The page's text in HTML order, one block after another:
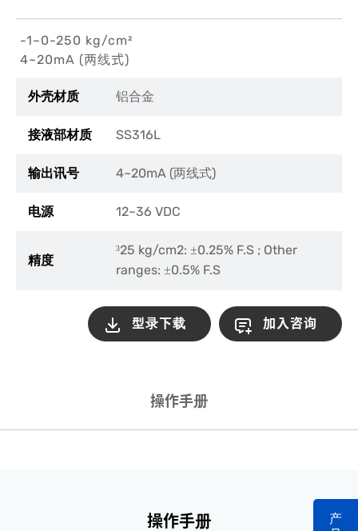
-1~0-250 kg/cm²
4~20mA (两线式)
外壳材质 铝合金
接液部材质 SS316L
输出讯号 4~20mA (两线式)
电源 12~36 VDC
精度
³25 kg/cm2: ±0.25% F.S ; Other
ranges: ±0.5% F.S
型录下载 加入咨询
操作手册
操作手册
产